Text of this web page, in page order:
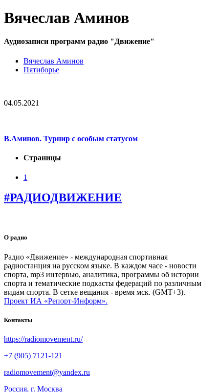
Вячеслав Аминов
Аудиозаписи программ радио "Движение"
Вячеслав Аминов
Пятиборье
04.05.2021
В.Аминов. Турнир с особым статусом
Страницы
1
#РАДИОДВИЖЕНИЕ
О радио
Радио «Движение» - международная спортивная
радиостанция на русском языке. В каждом часе - новости
спорта, mp3 интервью, аналитика, программы об истории
спорта и тематические подкасты федераций по различным
видам спорта. В сетке вещания - время мск. (GMT+3).
Проект ИА «Репорт-Информ».
Контакты
https://radiomovement.ru/
+7 (905) 7121-121
radiomovement@yandex.ru
Россия, г. Москва